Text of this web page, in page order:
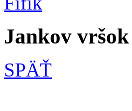
Jankov
SPÄŤ